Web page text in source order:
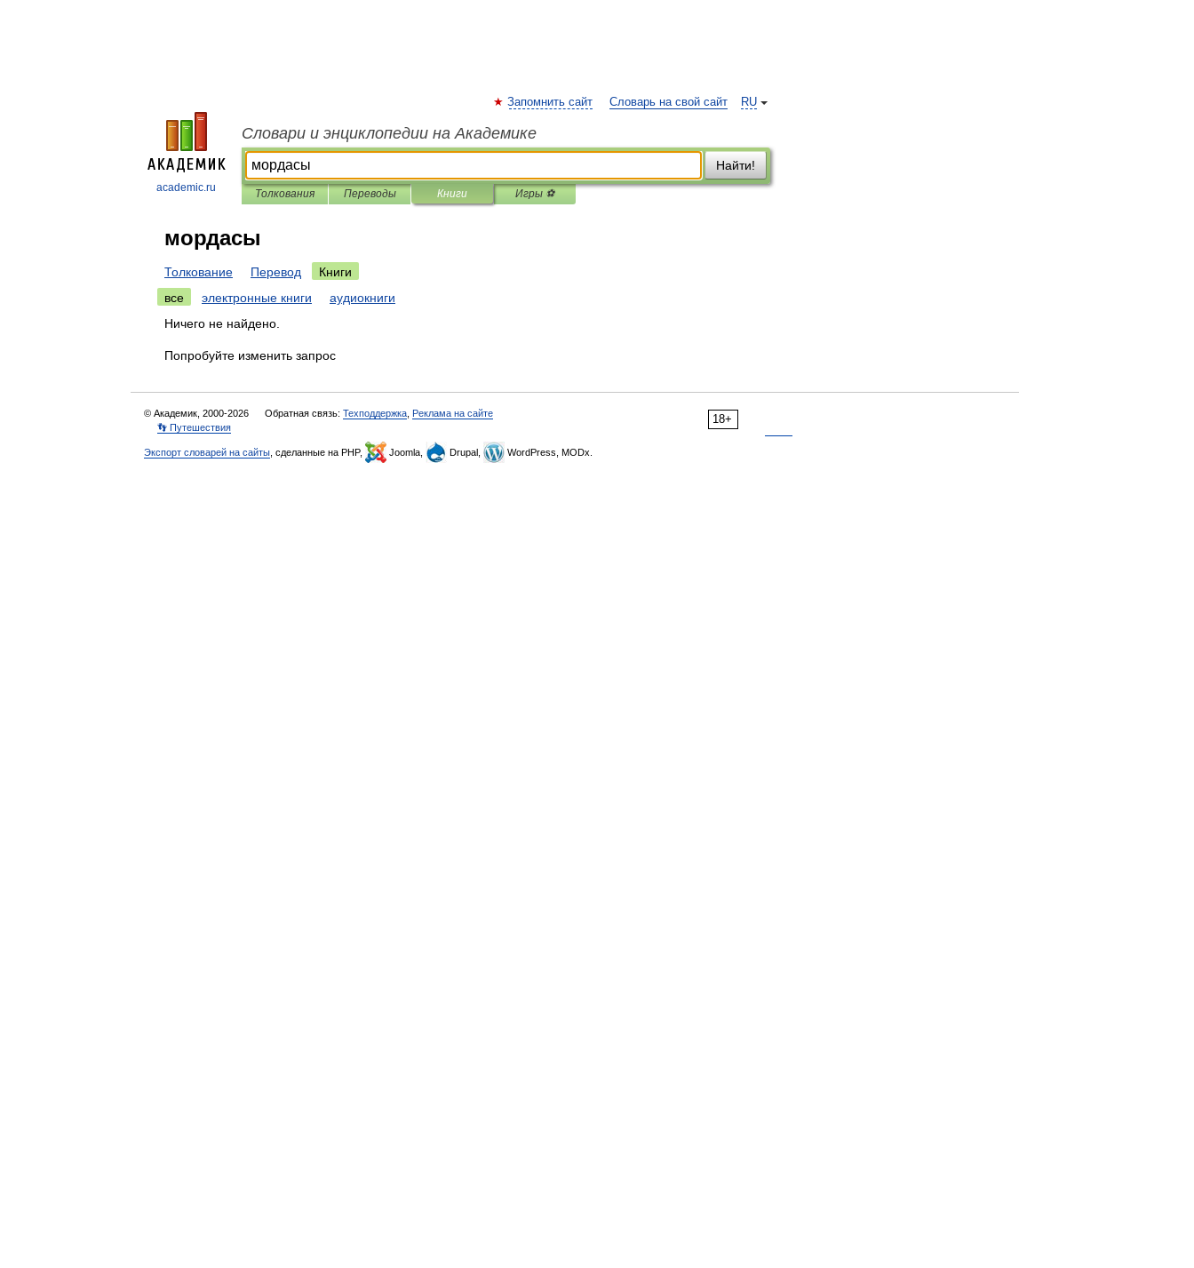
academic.ru
RU
Запомнить сайт Словарь на свой сайт
Словари и энциклопедии на Академике
Найти!
Толкования Переводы Книги Игры ⚽
мордасы
Толкование Перевод
Книги
все
электронные книги
аудиокниги
Ничего не найдено.
Попробуйте изменить запрос
18+
© Академик, 2000-2026 Обратная связь: Техподдержка Реклама на сайте
👣 Путешествия
Экспорт словарей на сайты , сделанные на PHP, Joomla, Drupal, WordPress, MODx.